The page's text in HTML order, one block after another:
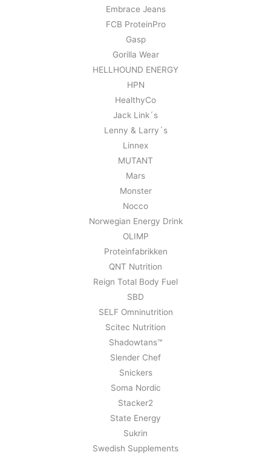
Embrace Jeans
FCB ProteinPro
Gasp
Gorilla Wear
HELLHOUND ENERGY
HPN
HealthyCo
Jack Link´s
Lenny & Larry´s
Linnex
MUTANT
Mars
Monster
Nocco
Norwegian Energy Drink
OLIMP
Proteinfabrikken
QNT Nutrition
Reign Total Body Fuel
SBD
SELF Omninutrition
Scitec Nutrition
Shadowtans™
Slender Chef
Snickers
Soma Nordic
Stacker2
State Energy
Sukrin
Swedish Supplements